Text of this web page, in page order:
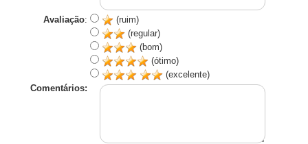
Avaliação:
(ruim)
(regular)
(bom)
(ótimo)
(excelente)
Comentários: